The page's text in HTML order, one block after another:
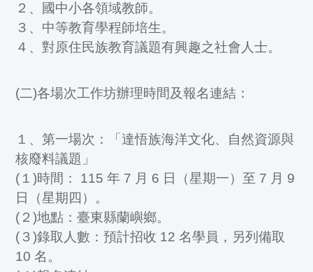
２、國中小各領域教師。
３、中等教育學程師培生。
４、對原住民族教育議題有興趣之社會人士。
(二)各場次工作坊辦理時間及報名連結：
１、第一場次：「達悟族海洋文化、自然資源與
核廢料議題」
(１)時間： 115 年 7 月 6 日（星期一）至 7 月 9
日（星期四）。
(２)地點：臺東縣蘭嶼鄉。
(３)錄取人數：預計招收 12 名學員，另列備取
10 名。